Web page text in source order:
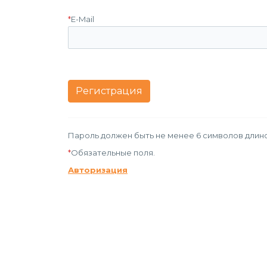
*E-Mail
Пароль должен быть не менее 6 символов
*Обязательные поля.
Авторизация